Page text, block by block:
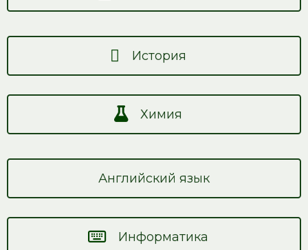
История
Химия
Английский язык
Информатика